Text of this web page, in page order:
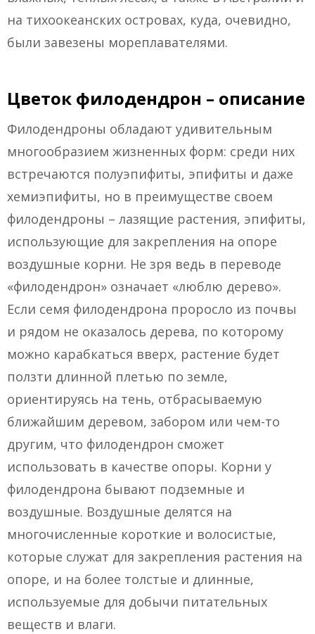
на тихоокеанских островах, куда, очевидно,
были завезены мореплавателями.
Цветок филодендрон – описание
Филодендроны обладают удивительным
многообразием жизненных форм: среди них
встречаются полуэпифиты, эпифиты и даже
хемиэпифиты, но в преимуществе своем
филодендроны – лазящие растения, эпифиты,
использующие для закрепления на опоре
воздушные корни. Не зря ведь в переводе
«филодендрон» означает «люблю дерево».
Если семя филодендрона проросло из почвы
и рядом не оказалось дерева, по которому
можно карабкаться вверх, растение будет
ползти длинной плетью по земле,
ориентируясь на тень, отбрасываемую
ближайшим деревом, забором или чем-то
другим, что филодендрон сможет
использовать в качестве опоры. Корни у
филодендрона бывают подземные и
воздушные. Воздушные делятся на
многочисленные короткие и волосистые,
которые служат для закрепления растения на
опоре, и на более толстые и длинные,
используемые для добычи питательных
веществ и влаги.